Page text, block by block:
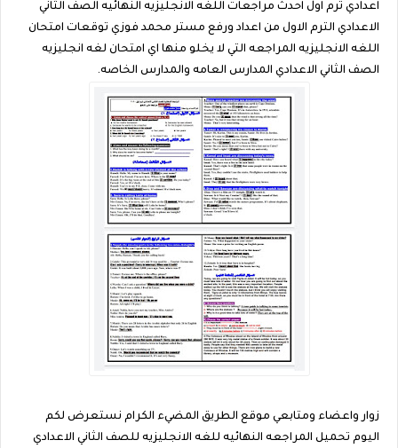
اعدادي ترم اول احدث مراجعات اللغه الانجليزيه النهائيه الصف الثاني
الاعدادي الترم الاول من اعداد ورفع مستر محمد فوزي توقعات امتحان
اللغه الانجليزيه المراجعه التي لا يخلو منها اي امتحان لغه انجليزيه
الصف الثاني الاعدادي المدارس العامه والمدارس الخاصه.
زوار واعضاء ومتابعي موقع الطريق المضيء الكرام نستعرض لكم
اليوم تحميل المراجعه النهائيه للغه الانجليزيه للصف الثاني الاعدادي